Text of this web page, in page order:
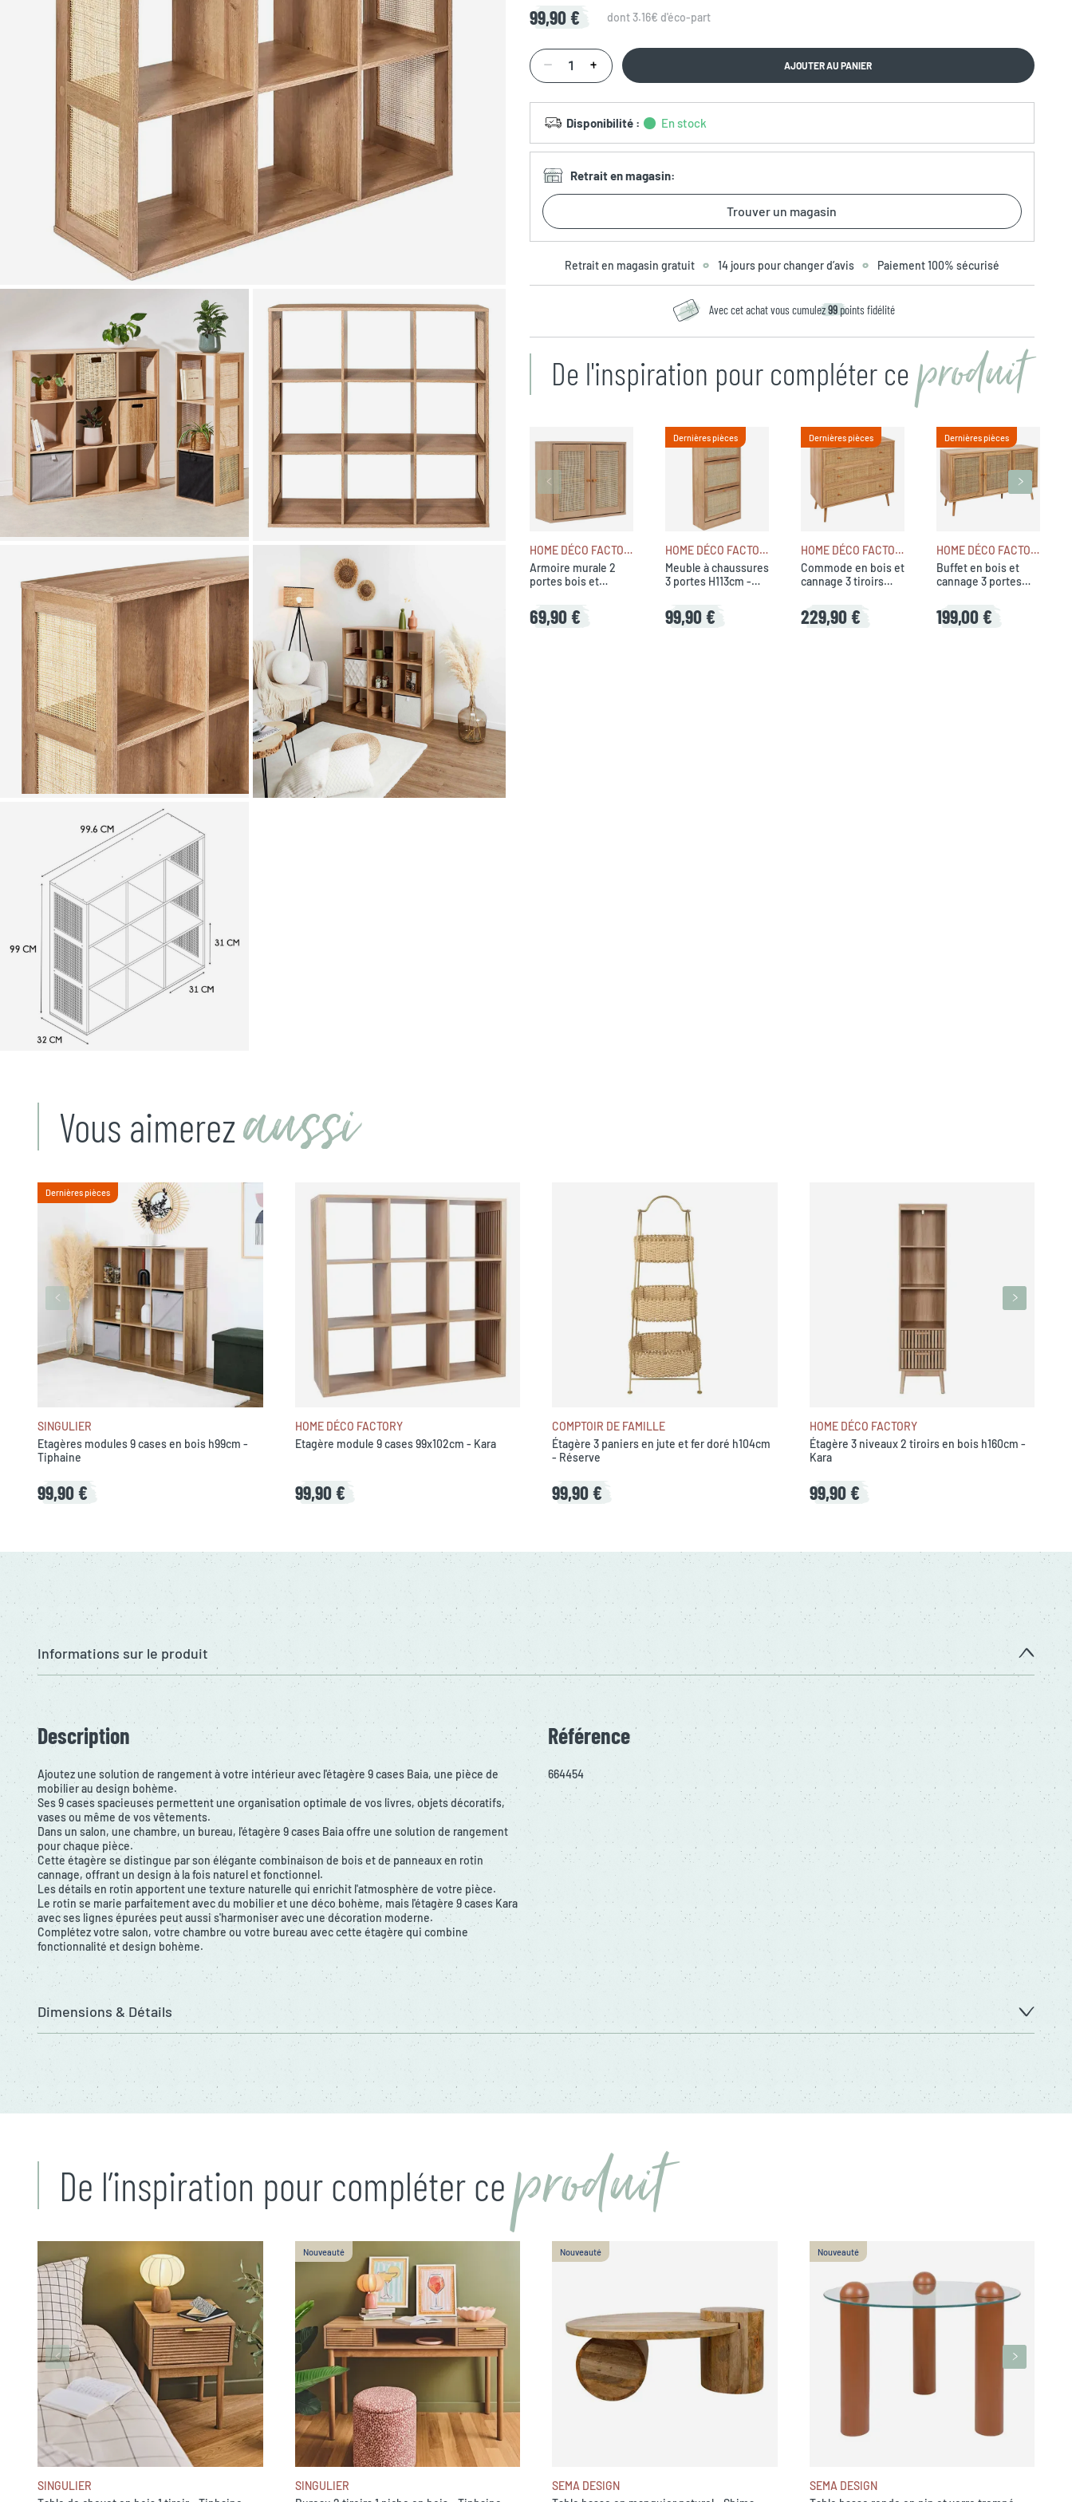
Zoomer sur l'image
Zoomer sur l'image Zoomer sur l'image
Zoomer sur l'image Zoomer sur l'image
Zoomer sur l'image
99,90 € dont 3.16€ d'éco-part
AJOUTER AU PANIER
Disponibilité : En stock
Retrait en magasin:
Trouver un magasin
Retrait en magasin gratuit 14 jours pour changer d’avis Paiement 100% sécurisé
Avec cet achat vous cumulez99 points fidélité
De l'inspiration pour compléter ce produit
HOME DÉCO FACTORY
Armoire murale 2
portes bois et
Baia
69,90 €
Dernières pièces
HOME DÉCO FACTORY
Meuble à chaussures
3 portes H113cm -
99,90 €
Dernières pièces
HOME DÉCO FACTORY
Commode en bois et
cannage 3 tiroirs
229,90 €
Dernières pièces
HOME DÉCO FACTORY
Buffet en bois et
cannage 3 portes
199,00 €
Vous aimerez aussi
Dernières pièces
SINGULIER
Etagères modules 9 cases en bois h99cm -
Tiphaine
99,90 €
HOME DÉCO FACTORY
Etagère module 9 cases 99x102cm - Kara
99,90 €
COMPTOIR DE FAMILLE
Étagère 3 paniers en jute et fer doré h104cm
- Réserve
99,90 €
HOME DÉCO FACTORY
Étagère 3 niveaux 2 tiroirs en bois h160cm -
Kara
99,90 €
Informations sur le produit
Description
Ajoutez une solution de rangement à votre intérieur avec l'étagère 9 cases Baia, une pièce de
mobilier au design bohème.
Ses 9 cases spacieuses permettent une organisation optimale de vos livres, objets décoratifs,
vases ou même de vos vêtements.
Dans un salon, une chambre, un bureau, l'étagère 9 cases Baia offre une solution de rangement
pour chaque pièce.
Cette étagère se distingue par son élégante combinaison de bois et de panneaux en rotin
cannage, offrant un design à la fois naturel et fonctionnel.
Les détails en rotin apportent une texture naturelle qui enrichit l'atmosphère de votre pièce.
Le rotin se marie parfaitement avec du mobilier et une déco bohème, mais l'étagère 9 cases Kara
avec ses lignes épurées peut aussi s'harmoniser avec une décoration moderne.
Complétez votre salon, votre chambre ou votre bureau avec cette étagère qui combine
fonctionnalité et design bohème.
Référence
664454
Dimensions & Détails
De l’inspiration pour compléter ce produit
SINGULIER
Nouveauté
SINGULIER
Nouveauté
SEMA DESIGN
Nouveauté
SEMA DESIGN